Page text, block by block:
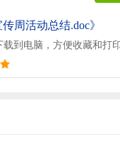
周活动总结.doc》
载到电脑，方便收藏和打